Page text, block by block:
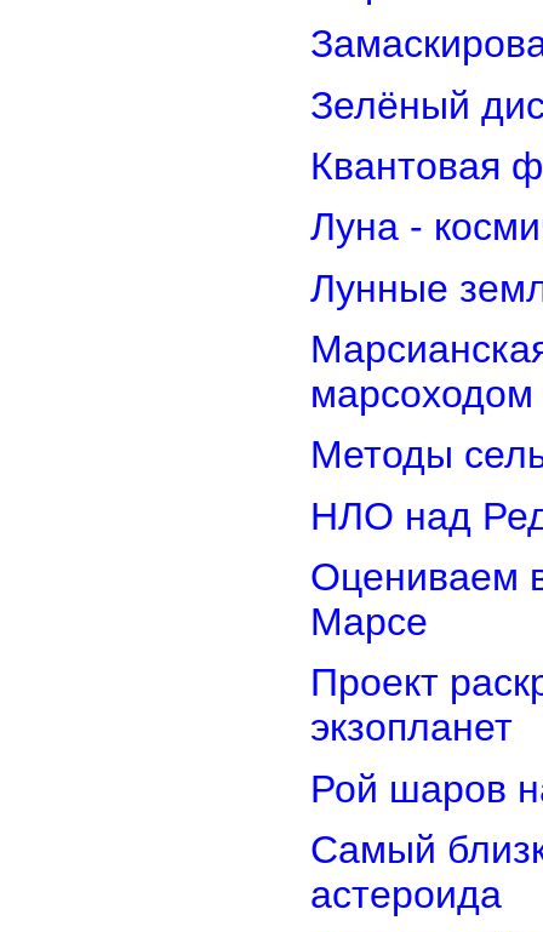
Зелёный
Квантовая
Луна -
Лунные
марсоходом
Методы
НЛО над
Оцениваем
Марсе
Проект
экзопланет
Рой шаров
Самый
астероида